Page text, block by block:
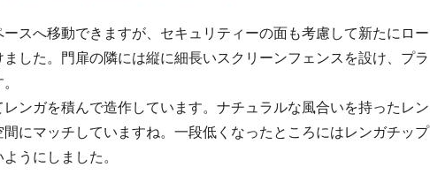
スへ移動できますが、セキュリティーの面も考慮して新たにロー
した。門扉の隣には縦に細長いスクリーンフェンスを設け、プラ
ンガを積んで造作しています。ナチュラルな風合いを持ったレン
にマッチしていますね。一段低くなったところにはレンガチップ
うにしました。